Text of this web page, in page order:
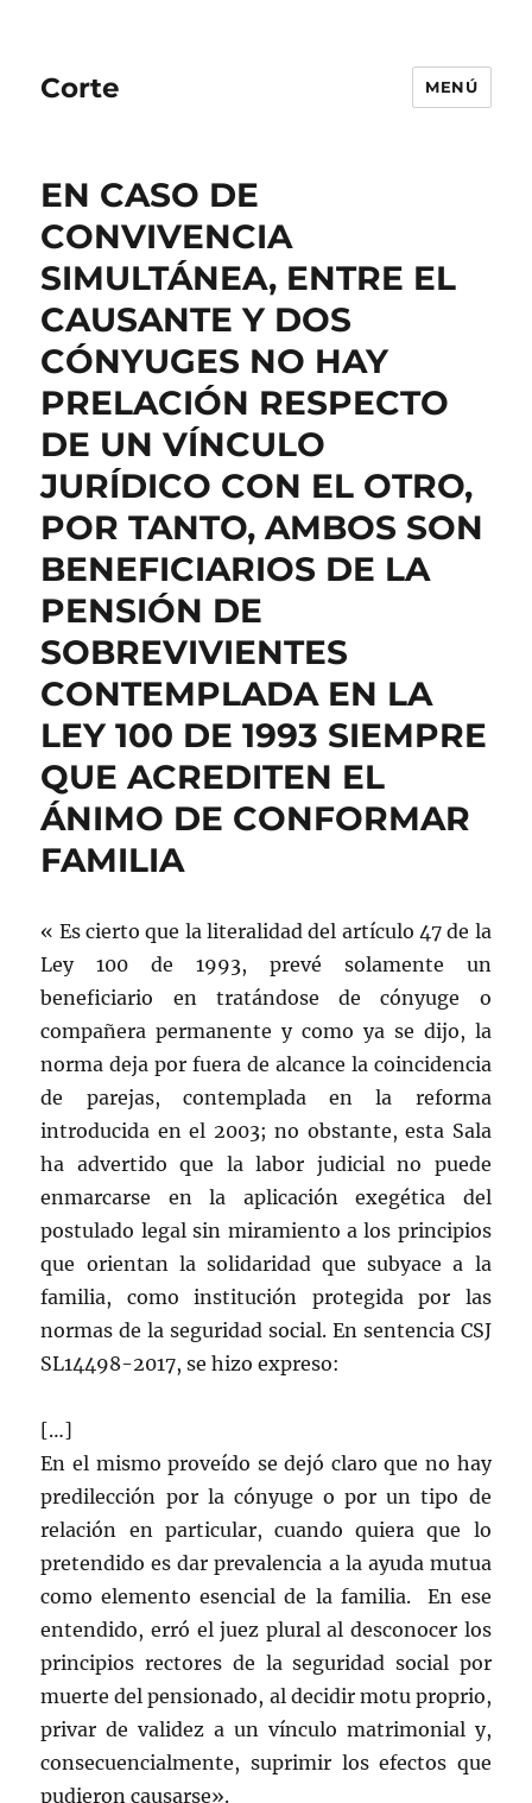
Corte MENÚ
EN CASO DE
CONVIVENCIA
SIMULTÁNEA, ENTRE EL
CAUSANTE Y DOS
CÓNYUGES NO HAY
PRELACIÓN RESPECTO
DE UN VÍNCULO
JURÍDICO CON EL OTRO,
POR TANTO, AMBOS SON
BENEFICIARIOS DE LA
PENSIÓN DE
SOBREVIVIENTES
CONTEMPLADA EN LA
LEY 100 DE 1993 SIEMPRE
QUE ACREDITEN EL
ÁNIMO DE CONFORMAR
FAMILIA
« Es cierto que la literalidad del artículo 47 de la
Ley 100 de 1993, prevé solamente un
beneficiario en tratándose de cónyuge o
compañera permanente y como ya se dijo, la
norma deja por fuera de alcance la coincidencia
de parejas, contemplada en la reforma
introducida en el 2003; no obstante, esta Sala
ha advertido que la labor judicial no puede
enmarcarse en la aplicación exegética del
postulado legal sin miramiento a los principios
que orientan la solidaridad que subyace a la
familia, como institución protegida por las
normas de la seguridad social. En sentencia CSJ
SL14498-2017, se hizo expreso:
[…]
En el mismo proveído se dejó claro que no hay
predilección por la cónyuge o por un tipo de
relación en particular, cuando quiera que lo
pretendido es dar prevalencia a la ayuda mutua
como elemento esencial de la familia. En ese
entendido, erró el juez plural al desconocer los
principios rectores de la seguridad social por
muerte del pensionado, al decidir motu proprio,
privar de validez a un vínculo matrimonial y,
consecuencialmente, suprimir los efectos que
pudieron causarse».